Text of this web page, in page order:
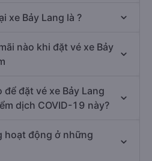
xe Bảy Lang là ?
nào khi đặt vé xe Bảy
đặt vé xe Bảy Lang
dịch COVID-19 này?
hoạt động ở những